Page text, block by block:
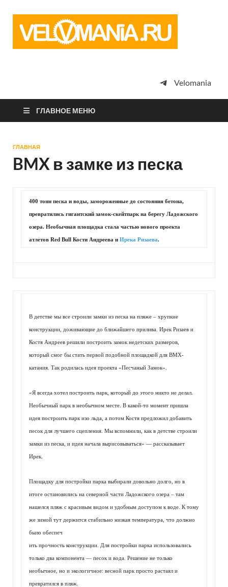
просто
Velomania
ГЛАВНОЕ МЕНЮ
ГЛАВНАЯ
BMX в замке из песка
400 тонн песка и воды, замороженные до состояния бетона,
превратились гигантский замок-скейтпарк на берегу Ладожского
озера. Необычная площадка стала частью нового проекта
атлетов Red Bull Кости Андреева и Ирека Ризаева.
В детстве мы все строили замки из песка на пляже – хрупкие
конструкции, доживающие до ближайшего прилива. Ирек Ризаев и
Костя Андреев решили построить замок недетских размеров,
который смог бы стать первой подобной площадкой для BMX-
катания. Так родилась идея проекта «Песчаный Замок».
«Я всегда хотел построить парк, который до этого никто не делал.
Необычный парк в необычном месте. В какой-то момент пришла
идея построить парк изо льда, а потом Костя предложил добавить
песок для лучшего сцепления. Мы вспомнили, как в детстве строили
замки из песка, и идея начала вырисовываться» — рассказывает
Ирек.
Площадку для постройки парка выбирали довольно долго, но в
итоге остановились на северной части Ладожского озера – там
нашелся пляж с красивым видом и удобным доступом к воде. К тому
же зимой тут держится стабильно низкая температура, что должно
было обеспеч
ить прочность конструкции. Для постройки парка использовались
только два компонента — песок и вода. Решение не только
необычное, но и экологичное: весной парк просто растаял и
превратился в пляж.